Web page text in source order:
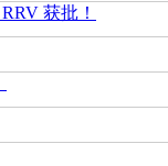
获批！